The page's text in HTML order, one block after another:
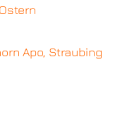
Apo, Straubing